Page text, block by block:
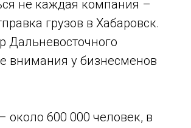
не каждая компания –
грузов в Хабаровск.
Дальневосточного
внимания у бизнесменов
около 600 000 человек, в